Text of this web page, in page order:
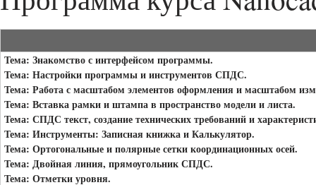
Тема: Знакомство с интерфейсом программы.
Тема: Настройки программы и инструментов СПДС.
Тема: Работа с масштабом элементов оформления и масштабом
Тема: Вставка рамки и штампа в пространство модели и листа.
Тема: СПДС текст, создание технических требований и
Тема: Инструменты: Записная книжка и Калькулятор.
Тема: Ортогональные и полярные сетки координационных осей.
Тема: Двойная линия, прямоугольник СПДС.
Тема: Отметки уровня.